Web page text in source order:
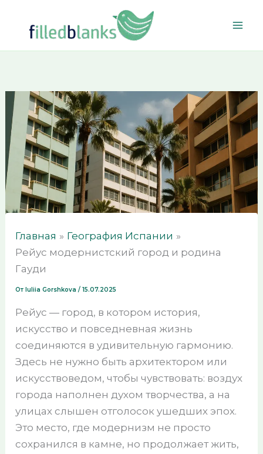
содержимому
Главная
География Испании
Рейус модернистский город и родина
Гауди
От Iuliia Gorshkova/15.07.2025
Рейус — город, в котором история,
искусство и повседневная жизнь
соединяются в удивительную гармонию.
Здесь не нужно быть архитектором или
искусствоведом, чтобы чувствовать: воздух
города наполнен духом творчества, а на
улицах слышен отголосок ушедших эпох.
Это место, где модернизм не просто
сохранился в камне, но продолжает жить,